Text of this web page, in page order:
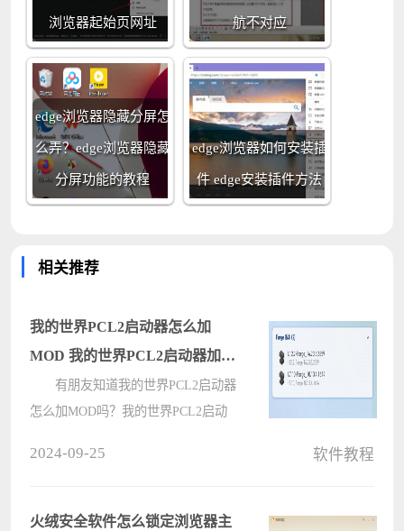
浏览器起始页网址 航不对应
edge浏览器隐藏分屏怎
么弄？edge浏览器隐藏
分屏功能的教程
edge浏览器如何安装插
件 edge安装插件方法
相关推荐
我的世界PCL2启动器怎么加
MOD 我的世界PCL2启动器加
MOD方法
有朋友知道我的世界PCL2启动器
怎么加MOD吗？我的世界PCL2启动
法，感兴趣的快跟小编一起来看????
2024-09-25 软件教程
火绒安全软件怎么锁定浏览器主